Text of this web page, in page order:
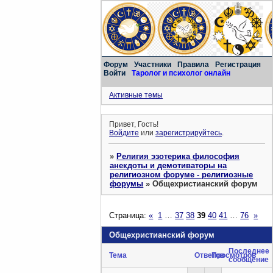
Форум Участники Правила
Регистрация
Войти
Таролог и психолог онлайн
Активные темы
Привет, Гость!
Войдите илизарегистрируйтесь.
»Религия эзотерика философия
анекдоты и демотиваторы на
религиозном форуме - религиозные
форумы »Общехристианский форум
Общехристианский форум
Страница:« 1 37 38 39 40 41 76 »
Тема ОтветовПросмотров
Последнее
сообщение